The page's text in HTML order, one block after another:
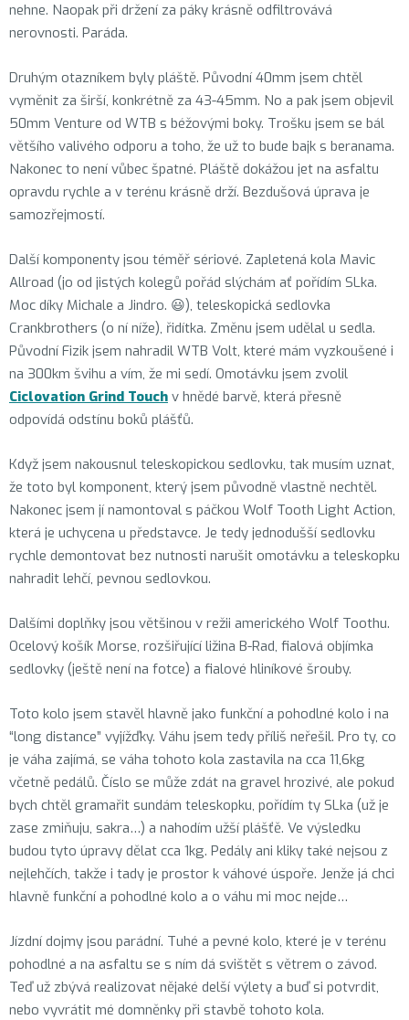
nehne. Naopak při držení za páky krásně odfiltrovává
nerovnosti. Paráda.
Druhým otazníkem byly pláště. Původní 40mm jsem chtěl
vyměnit za širší, konkrétně za 43-45mm. No a pak jsem objevil
50mm Venture od WTB s béžovými boky. Trošku jsem se bál
většího valivého odporu a toho, že už to bude bajk s beranama.
Nakonec to není vůbec špatné. Pláště dokážou jet na asfaltu
opravdu rychle a v terénu krásně drží. Bezdušová úprava je
samozřejmostí.
Další komponenty jsou téměř sériové. Zapletená kola Mavic
Allroad (jo od jistých kolegů pořád slýchám ať pořídím SLka.
Moc díky Michale a Jindro. 😃), teleskopická sedlovka
Crankbrothers (o ní níže), řidítka. Změnu jsem udělal u sedla.
Původní Fizik jsem nahradil WTB Volt, které mám vyzkoušené i
na 300km švihu a vím, že mi sedí. Omotávku jsem zvolil
Ciclovation Grind Touch v hnědé barvě, která přesně
odpovídá odstínu boků plášťů.
Když jsem nakousnul teleskopickou sedlovku, tak musím uznat,
že toto byl komponent, který jsem původně vlastně nechtěl.
Nakonec jsem jí namontoval s páčkou Wolf Tooth Light Action,
která je uchycena u představce. Je tedy jednodušší sedlovku
rychle demontovat bez nutnosti narušit omotávku a teleskopku
nahradit lehčí, pevnou sedlovkou.
Dalšími doplňky jsou většinou v režii amerického Wolf Toothu.
Ocelový košík Morse, rozšiřující ližina B-Rad, fialová objímka
sedlovky (ještě není na fotce) a fialové hliníkové šrouby.
Toto kolo jsem stavěl hlavně jako funkční a pohodlné kolo i na
“long distance” vyjížďky. Váhu jsem tedy příliš neřešil. Pro ty, co
je váha zajímá, se váha tohoto kola zastavila na cca 11,6kg
včetně pedálů. Číslo se může zdát na gravel hrozivé, ale pokud
bych chtěl gramařit sundám teleskopku, pořídím ty SLka (už je
zase zmiňuju, sakra…) a nahodím užší plášťě. Ve výsledku
budou tyto úpravy dělat cca 1kg. Pedály ani kliky také nejsou z
nejlehčích, takže i tady je prostor k váhové úspoře. Jenže já chci
hlavně funkční a pohodlné kolo a o váhu mi moc nejde…
Jízdní dojmy jsou parádní. Tuhé a pevné kolo, které je v terénu
pohodlné a na asfaltu se s ním dá svištět s větrem o závod.
Teď už zbývá realizovat nějaké delší výlety a buď si potvrdit,
nebo vyvrátit mé domněnky při stavbě tohoto kola.